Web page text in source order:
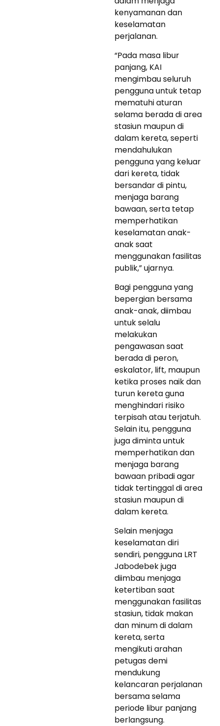
kenyamanan dan
keselamatan
perjalanan.
“Pada masa libur
panjang, KAI
mengimbau seluruh
pengguna untuk tetap
mematuhi aturan
selama berada di area
stasiun maupun di
dalam kereta, seperti
mendahulukan
pengguna yang keluar
dari kereta, tidak
bersandar di pintu,
menjaga barang
bawaan, serta tetap
memperhatikan
keselamatan anak-
anak saat
menggunakan fasilitas
publik,” ujarnya.
Bagi pengguna yang
bepergian bersama
anak-anak, diimbau
untuk selalu
melakukan
pengawasan saat
berada di peron,
eskalator, lift, maupun
ketika proses naik dan
turun kereta guna
menghindari risiko
terpisah atau terjatuh.
Selain itu, pengguna
juga diminta untuk
memperhatikan dan
menjaga barang
bawaan pribadi agar
tidak tertinggal di area
stasiun maupun di
dalam kereta.
Selain menjaga
keselamatan diri
sendiri, pengguna LRT
Jabodebek juga
diimbau menjaga
ketertiban saat
menggunakan fasilitas
stasiun, tidak makan
dan minum di dalam
kereta, serta
mengikuti arahan
petugas demi
mendukung
kelancaran perjalanan
bersama selama
periode libur panjang
berlangsung.